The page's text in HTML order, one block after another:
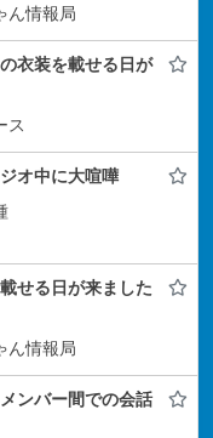
ん情報局
衣装を載せる日が
ス
オ中に大喧嘩
せる日が来ました
ん情報局
ンバー間での会話